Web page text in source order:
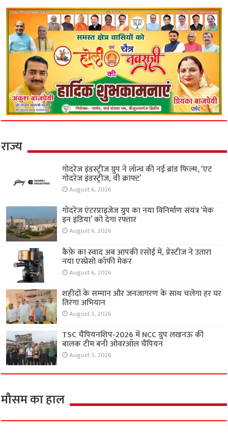
राज्य
गोदरेज इंडस्ट्रीज ग्रुप ने लॉन्च की नई ब्रांड फिल्म, ‘एट
गोदरेज इंडस्ट्रीज, वी क्राफ्ट’
August 6, 2026
गोदरेज एंटरप्राइजेज ग्रुप का नया विनिर्माण संयंत्र ‘मेक
इन इंडिया’ को देगा रफ्तार
August 6, 2026
कैफ़े का स्वाद अब आपकी रसोई में, प्रेस्टीज ने उतारा
नया एस्प्रेसो कॉफी मेकर
August 6, 2026
शहीदों के सम्मान और जनजागरण के साथ चलेगा हर घर
तिरंगा अभियान
August 5, 2026
TSC चैंपियनशिप-2026 में NCC ग्रुप लखनऊ की
बालक टीम बनी ओवरऑल चैंपियन
August 5, 2026
मौसम का हाल